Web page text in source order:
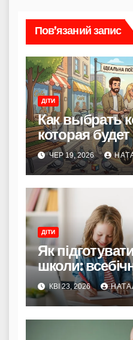
Пов’язаний запис
ДІТИ
Как выбрать
которая
родителей, и
ЧЕР 19, 2026
ДІТИ
Як
школи:
КВІ 23, 2026